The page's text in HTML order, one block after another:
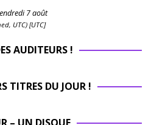
7 août
UTC) [UTC]
AUDITEURS !
TITRES DU JOUR !